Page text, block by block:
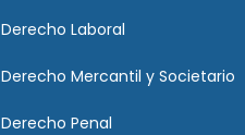
Derecho Laboral
Derecho Mercantil y Societario
Derecho Penal